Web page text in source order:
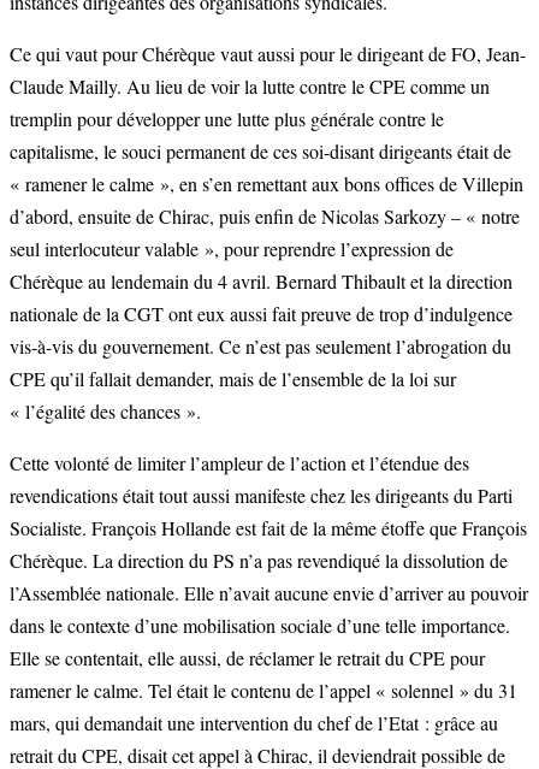
Ce qui vaut pour Chérèque vaut aussi pour le dirigeant de FO, Jean-
Claude Mailly. Au lieu de voir la lutte contre le CPE comme un
tremplin pour développer une lutte plus générale contre le
capitalisme, le souci permanent de ces soi-disant dirigeants était de
« ramener le calme », en s’en remettant aux bons offices de Villepin
d’abord, ensuite de Chirac, puis enfin de Nicolas Sarkozy – « notre
seul interlocuteur valable », pour reprendre l’expression de
Chérèque au lendemain du 4 avril. Bernard Thibault et la direction
nationale de la CGT ont eux aussi fait preuve de trop d’indulgence
vis-à-vis du gouvernement. Ce n’est pas seulement l’abrogation du
CPE qu’il fallait demander, mais de l’ensemble de la loi sur
« l’égalité des chances ».
Cette volonté de limiter l’ampleur de l’action et l’étendue des
revendications était tout aussi manifeste chez les dirigeants du Parti
Socialiste. François Hollande est fait de la même étoffe que François
Chérèque. La direction du PS n’a pas revendiqué la dissolution de
l’Assemblée nationale. Elle n’avait aucune envie d’arriver au pouvoir
dans le contexte d’une mobilisation sociale d’une telle importance.
Elle se contentait, elle aussi, de réclamer le retrait du CPE pour
ramener le calme. Tel était le contenu de l’appel « solennel » du 31
mars, qui demandait une intervention du chef de l’Etat : grâce au
retrait du CPE, disait cet appel à Chirac, il deviendrait possible de